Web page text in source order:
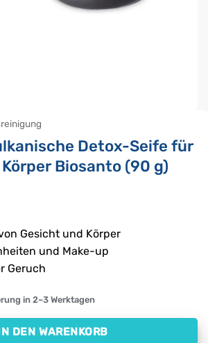
Detox-Seife für
Biosanto (90 g)
Gesicht und Körper
und Make-up
Geruch
in 2–3 Werktagen
DEN WARENKORB